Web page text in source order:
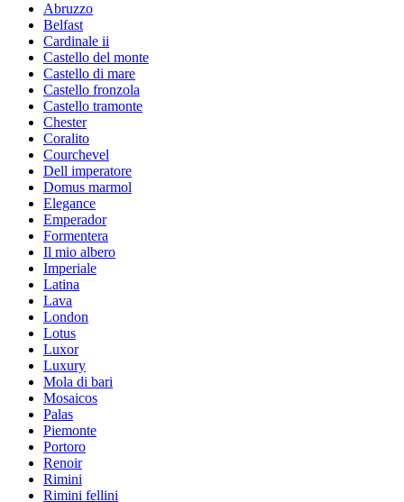
Abruzzo
Belfast
Cardinale ii
Castello del monte
Castello di mare
Castello fronzola
Castello tramonte
Chester
Coralito
Courchevel
Dell imperatore
Domus marmol
Elegance
Emperador
Formentera
Il mio albero
Imperiale
Latina
Lava
London
Lotus
Luxor
Luxury
Mola di bari
Mosaicos
Palas
Piemonte
Portoro
Renoir
Rimini
Rimini fellini